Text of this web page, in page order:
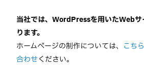
当社では、WordPressを用いたWebサ
ります。
ホームページの制作については、 こち
合わせください。